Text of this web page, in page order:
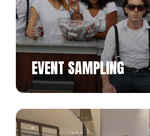
EVENT SAMPLING